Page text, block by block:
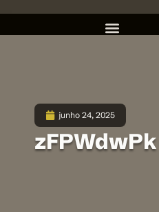
junho 24, 2025
zFPWdwPk